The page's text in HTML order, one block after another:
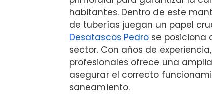
habitantes. Dentro de este
de tuberías juegan un papel
Desatascos Pedro se posiciona
sector. Con años de
profesionales ofrece una
asegurar el correcto
saneamiento.